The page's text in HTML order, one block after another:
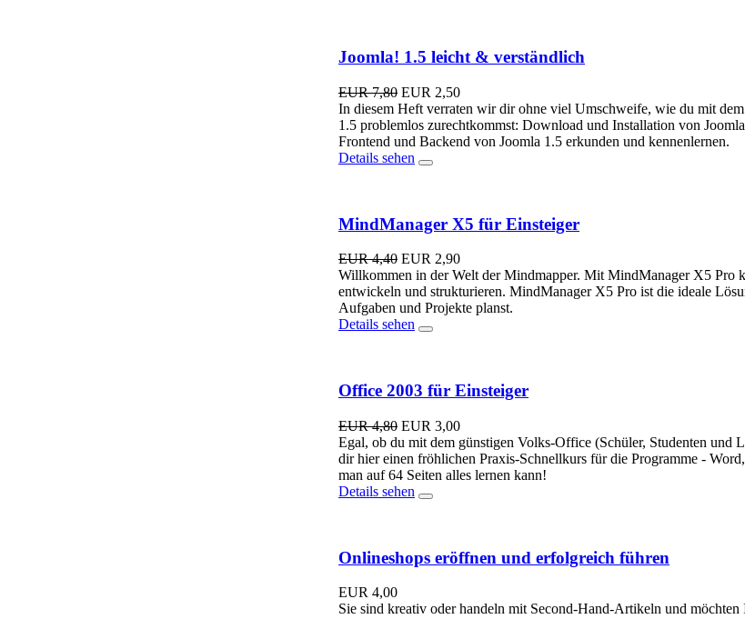
Joomla! 1.5 leicht & verständlich
EUR 7,80 EUR 2,50
In diesem Heft verraten wir dir ohne viel Umschweife, wie du mit
1.5 problemlos zurechtkommst: Download und Installation von
Frontend und Backend von Joomla 1.5 erkunden und kennenlernen.
Details sehen
MindManager X5 für Einsteiger
EUR 4,40 EUR 2,90
Willkommen in der Welt der Mindmapper. Mit MindManager X5 Pro
entwickeln und strukturieren. MindManager X5 Pro ist die ideale
Aufgaben und Projekte planst.
Details sehen
Office 2003 für Einsteiger
EUR 4,80 EUR 3,00
Egal, ob du mit dem günstigen Volks-Office (Schüler, Studenten und
dir hier einen fröhlichen Praxis-Schnellkurs für die Programme -
man auf 64 Seiten alles lernen kann!
Details sehen
Onlineshops eröffnen und erfolgreich führen
EUR 4,00
Sie sind kreativ oder handeln mit Second-Hand-Artikeln und